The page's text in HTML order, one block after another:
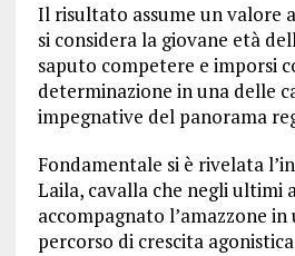
Il risultato assume un valore
si considera la giovane età
saputo competere e imporsi
determinazione in una delle
impegnative del panorama
Fondamentale si è rivelata
Laila, cavalla che negli ultimi
accompagnato l’amazzone
percorso di crescita